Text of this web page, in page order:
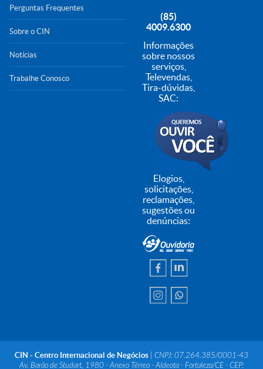
Perguntas Frequentes
Sobre o CIN
Notícias
Trabalhe Conosco
(85)
4009.6300
Informações
sobre nossos
serviços,
Televendas,
Tira-dúvidas,
SAC:
Elogios,
solicitações,
reclamações,
sugestões ou
denúncias:
CIN - Centro Internacional de Negócios
| CNPJ: 07.264.385/0001-43
Av. Barão de Studart, 1980 - Anexo Térreo - Aldeota - Fortaleza/CE - CEP: